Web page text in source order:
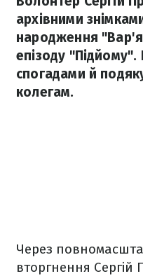
архівними
народження
епізоду "Підйому".
спогадами й
колегам.
Через
вторгнення Сергій